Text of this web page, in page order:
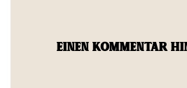
EINEN KOMMENTAR